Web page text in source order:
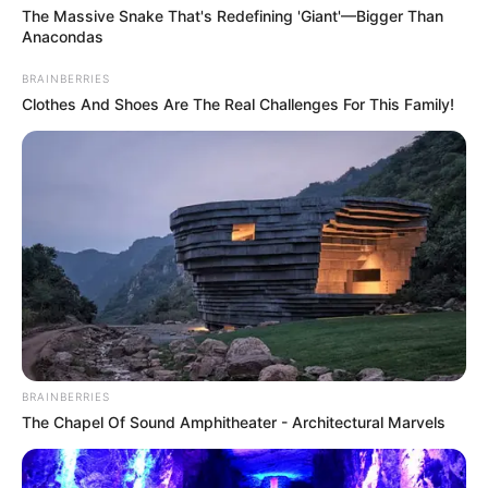
Why everything you thought you knew about water
might be wrong
Hollywood's Inaccurate Portrayal of Reality - Take a
BRAINBERRIES
The Massive Snake That's Redefining 'Giant'—Bigger Than
Anacondas
BRAINBERRIES
Clothes And Shoes Are The Real Challenges For This Family!
BRAINBERRIES
The Chapel Of Sound Amphitheater - Architectural Marvels